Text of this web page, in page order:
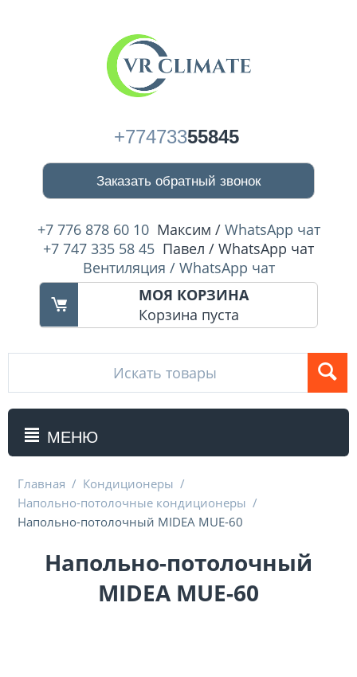
+77473355845
Заказать обратный звонок
+7 776 878 60 10 Максим / WhatsApp чат
+7 747 335 58 45 Павел / WhatsApp чат
Вентиляция / WhatsApp чат
МОЯ КОРЗИНА
Корзина пуста
МЕНЮ
Главная / Кондиционеры /
Напольно-потолочные кондиционеры /
Напольно-потолочный MIDEA MUE-60
Напольно-потолочный
MIDEA MUE-60